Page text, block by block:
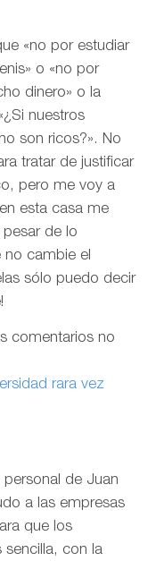
«no por estudiar
o «no por
dinero» o la
nuestros
son ricos?». No
tratar de justificar
pero me voy a
esta casa me
de lo
no cambie el
sólo puedo decir
comentarios no
rara vez
de Juan
a las empresas
que los
sencilla, con la